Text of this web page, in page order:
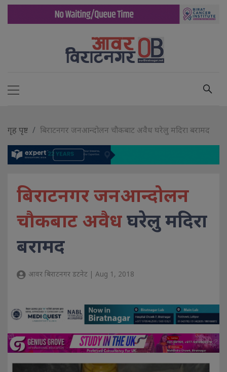
गृह पृष्ट बिराटनगर जनआन्दोलन चौकबाट अवैध घरेलु मदिरा बरामद
बिराटनगर जनआन्दोलन
चौकबाट अवैधघरेलु मदिरा
बरामद
आवर बिराटनगर डटनेट | Aug 1, 2018